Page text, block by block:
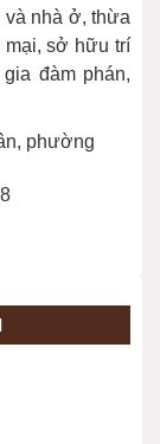
khi nào?
tội
hối cải”
hồi” giải
phạm khi
và nhà ở, thừa
mại, sở hữu trí
đàm phán,
phường